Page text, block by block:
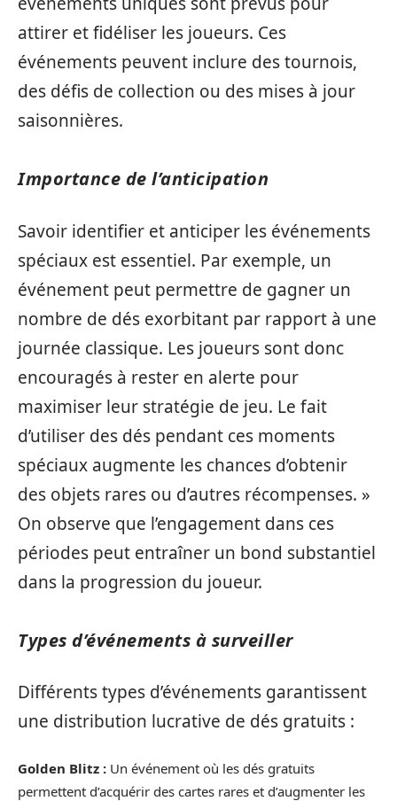
attirer et fidéliser les joueurs. Ces
événements peuvent inclure des tournois,
des défis de collection ou des mises à jour
saisonnières.
Importance de l’anticipation
Savoir identifier et anticiper les événements
spéciaux est essentiel. Par exemple, un
événement peut permettre de gagner un
nombre de dés exorbitant par rapport à une
journée classique. Les joueurs sont donc
encouragés à rester en alerte pour
maximiser leur stratégie de jeu. Le fait
d’utiliser des dés pendant ces moments
spéciaux augmente les chances d’obtenir
des objets rares ou d’autres récompenses. »
On observe que l’engagement dans ces
périodes peut entraîner un bond substantiel
dans la progression du joueur.
Types d’événements à surveiller
Différents types d’événements garantissent
une distribution lucrative de dés gratuits :
Golden Blitz : Un événement où les dés gratuits
permettent d’acquérir des cartes rares et d’augmenter les